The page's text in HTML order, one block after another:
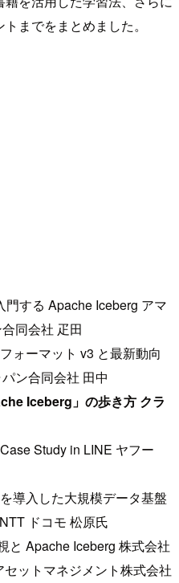
までをまとめました。
する Apache Iceberg アマ
同会社 疋田
ォーマット v3 と最新動向
ン合同会社 田中
Iceberg」の歩き方 クラ
Study in LINE ヤフー
導入した大規模データ基盤
ドコモ 松原氏
Apache Iceberg 株式会社
ットマネジメント株式会社